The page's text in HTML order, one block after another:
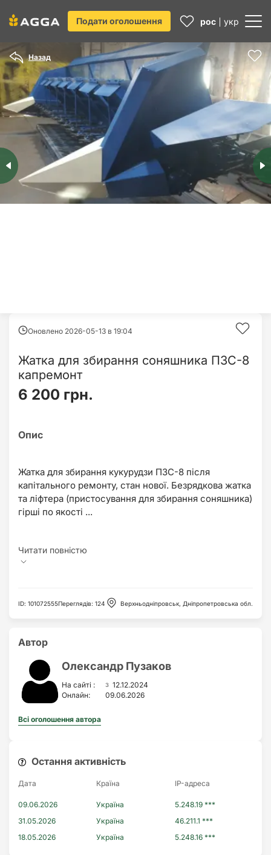
Подати оголошення рос укр
Назад
Оновлено 2026-05-13 в 19:04
Жатка для збирання соняшника ПЗС-8
капремонт
6 200 грн.
Жатка для збирання кукурудзи ПЗС-8 після
капітального ремонту, стан нової. Безрядкова жатка
та ліфтера (пристосування для збирання соняшника)
гірші по якості ...
ID: 101072555Переглядів: 124 Верхньодніпровськ, Дніпропетровська обл.
Автор
Олександр Пузаков
На сайті : з 12.12.2024
Онлайн:
09.06.2026
Всі оголошення автора
Остання активність
Дата Країна IP-адреса
09.06.2026 Україна
5.248.19 ***
31.05.2026
Україна
46.211.1 ***
18.05.2026
Україна 5.248.16 ***